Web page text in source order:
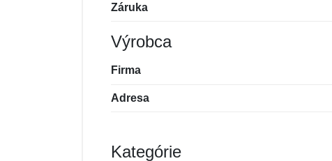
Záruka
Výrobca
Firma
Adresa
Kategórie